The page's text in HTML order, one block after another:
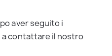
aver seguito i
contattare il nostro